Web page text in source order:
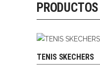
TENIS SKECHERS